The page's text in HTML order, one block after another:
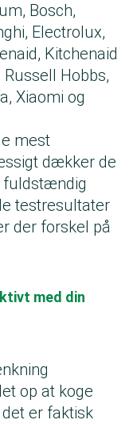
Bosch,
Electrolux,
Kitchenaid
Russell Hobbs,
Xiaomi og
mest
dækker de
fuldstændig
testresultater
der forskel på
med din
op at koge
er faktisk